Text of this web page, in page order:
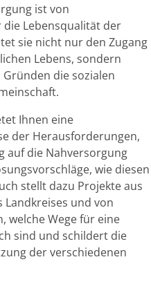
ist von
Lebensqualität der
sie nicht nur den Zugang
Lebens, sondern
die sozialen
Ihnen eine
der Herausforderungen,
auf die Nahversorgung
wie diesen
stellt dazu Projekte aus
Landkreises und von
welche Wege für eine
sind und schildert die
der verschiedenen